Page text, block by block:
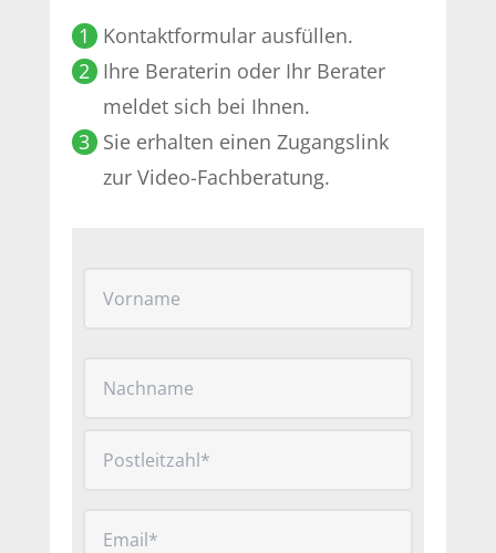
1
Kontaktformular ausfüllen.
2 Ihre Beraterin oder Ihr Berater
meldet sich bei Ihnen.
3 Sie erhalten einen Zugangslink
zur Video-Fachberatung.